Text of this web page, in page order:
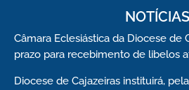
NOTÍCIAS
Câmara Eclesiástica da Diocese de
prazo para recebimento de libelos
Diocese de Cajazeiras instituirá,